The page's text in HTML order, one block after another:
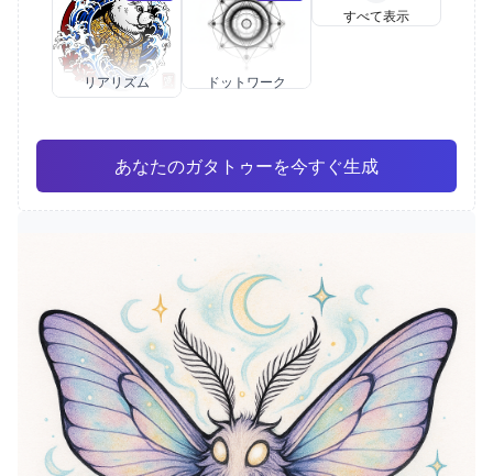
リアリズム ドットワーク
すべて表示
あなたのガタトゥーを今すぐ生成